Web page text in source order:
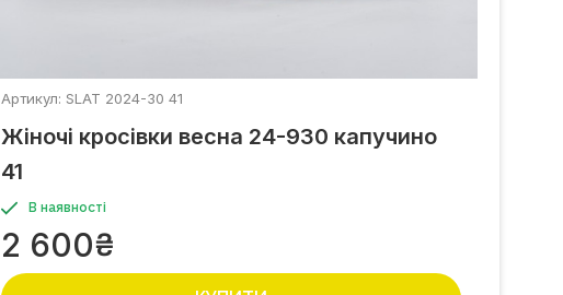
Артикул: SLAT 2024-30 41
Жіночі кросівки весна 24-930 капучино
41
В наявності
2 600₴